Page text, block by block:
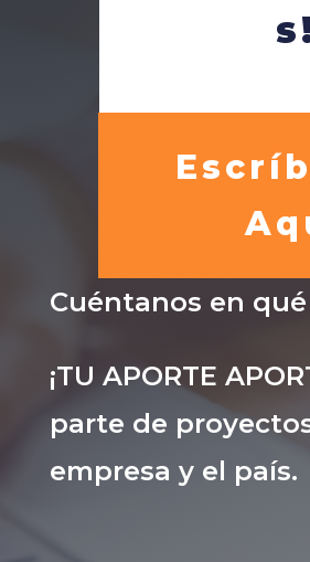
Cuéntanos en
¡TU APORTE
parte de
empresa y el país.